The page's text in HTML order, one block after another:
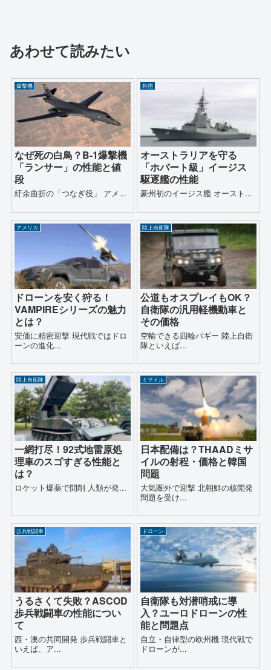
あわせて読みたい
爆撃機
なぜ死の白鳥？B-1爆撃機
「ランサー」の性能と値
段
紆余曲折の「つなぎ役」 アメ...
外国
オーストラリアを守る
「ホバート級」イージス
駆逐艦の性能
豪州初のイージス艦 オースト...
アメリカ
ドローンを安く狩る！
VAMPIREシリーズの魅力
とは？
安価に精密迎撃 現代戦ではドロ
ーンの進化...
陸上自衛隊
公道もオスプレイもOK？
自衛隊の汎用軽機動車と
その価格
空輸できる四輪バギー 陸上自衛
隊といえば...
陸上自衛隊
一網打尽！92式地雷原処
理車のスゴすぎる性能と
は？
ロケット爆薬で開削 人類が発...
ミサイル
日本配備は？THAADミサ
イルの射程・価格と韓国
問題
大気圏外で迎撃 北朝鮮の核開発
問題を受け...
歩兵戦闘車
うるさくて失敗？ASCOD
歩兵戦闘車の性能につい
て
西・澳の共同開発 歩兵戦闘車と
いえば、ア...
ドローン
自衛隊も対潜哨戒に導
入？ユーロドローンの性
能と問題点
自立・自律型の欧州機 現代戦で
ドローンが...